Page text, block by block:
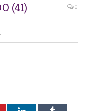
(41) 0